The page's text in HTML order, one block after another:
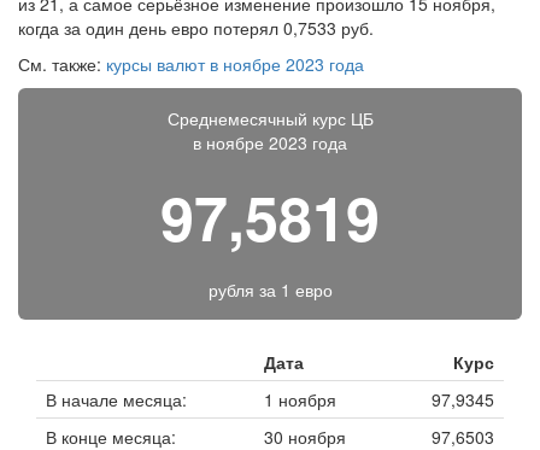
когда за один день евро потерял 0,7533 руб.
См. также: курсы валют в ноябре 2023 года
Среднемесячный курс ЦБ
в ноябре 2023 года
97,5819
рубля за 1 евро
Дата
Курс
В начале месяца:
1 ноября
97,9345
В конце месяца:
30 ноября
97,6503